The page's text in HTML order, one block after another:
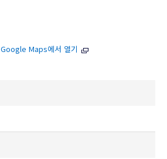
Google Maps에서 열기